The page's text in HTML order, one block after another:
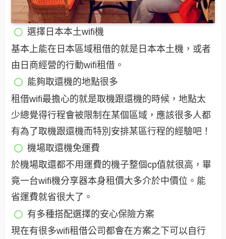
選擇日本本土wifi機
基本上能在日本區域租借的就是日本本土機，或者
由日商經營的行動wifi租借。
能夠取還機的地點很多
租借wifi最擔心的就是取機跟還機的時候，地點太
少總覺得行程會被限制在某個區域，應該很多人都
有為了取機跟還機而特別安排某區行程的經驗吧！
機場取還機免運費
於機場取還都不用運費的機子整個cp值就很高，畢
竟一台wifi機分享器本身租價大多介於中價位。能
省運費就省很大了。
有多種搭配選擇的安心保險方案
現在有很多wifi租借公司都會在方案之下可以自行